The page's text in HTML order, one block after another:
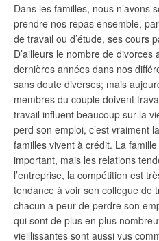
Dans les familles, nous n’avons
prendre nos repas ensemble,
de travail ou d’étude, ses cours
D’ailleurs le nombre de
dernières années dans nos
sans doute diverses; mais
membres du couple doivent
travail influent beaucoup sur la
perd son emploi, c’est vraiment
familles vivent à crédit. La
important, mais les relations
l’entreprise, la compétition est
tendance à voir son collègue de
chacun a peur de perdre son
qui sont de plus en plus
vieillissantes sont aussi vus